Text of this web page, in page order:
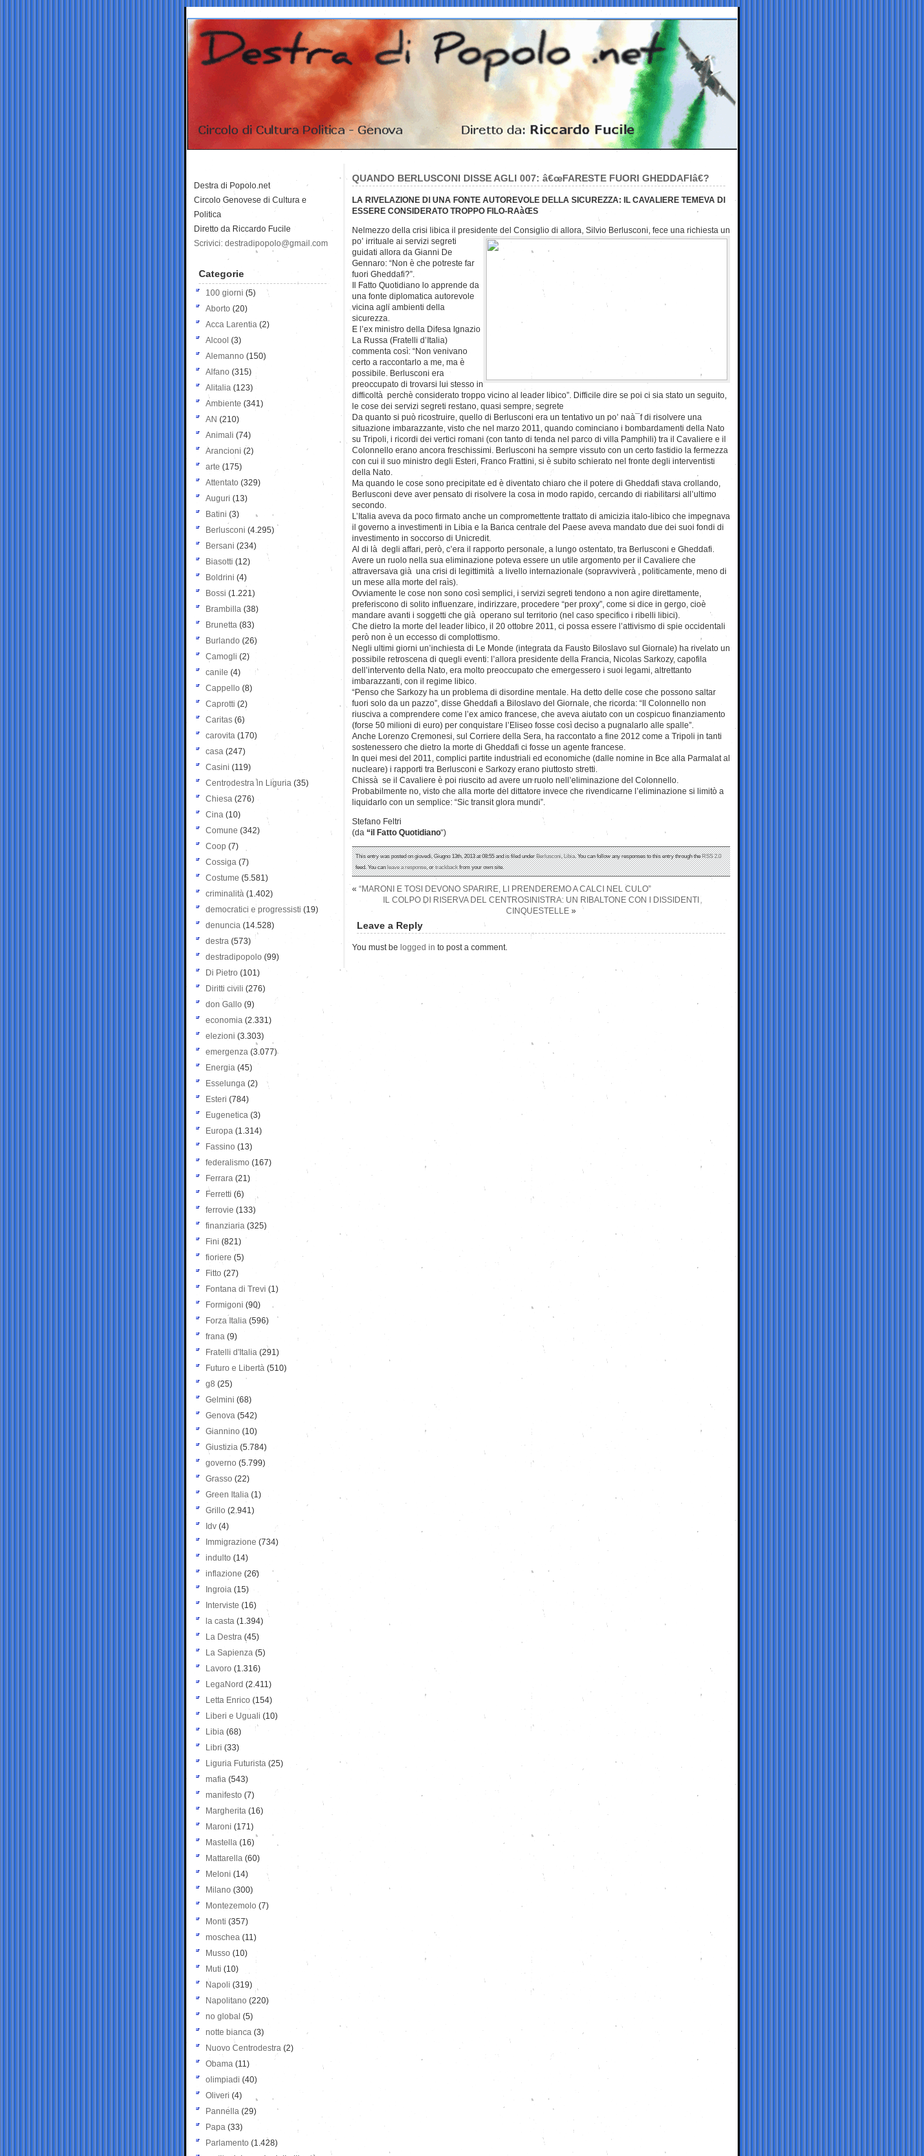
QUANDO BERLUSCONI DISSE AGLI 007: â€œFARESTE FUORI GHEDDAFIâ€?
LA RIVELAZIONE DI UNA FONTE AUTOREVOLE DELLA SICUREZZA: IL CAVALIERE TEMEVA DI
ESSERE CONSIDERATO TROPPO FILO-RAàŒS
Nelmezzo della crisi libica il presidente del Consiglio di allora, Silvio Berlusconi, fece una richiesta un
po’ irrituale ai servizi segreti
guidati allora da Gianni De
Gennaro: “Non è che potreste far
fuori Gheddafi?”.
Il Fatto Quotidiano lo apprende da
una fonte diplomatica autorevole
vicina agli ambienti della
sicurezza.
E l’ex ministro della Difesa Ignazio
La Russa (Fratelli d’Italia)
commenta così: “Non venivano
certo a raccontarlo a me, ma è
possibile. Berlusconi era
preoccupato di trovarsi lui stesso in
difficoltà perchè considerato troppo vicino al leader libico”. Difficile dire se poi ci sia stato un seguito,
le cose dei servizi segreti restano, quasi sempre, segrete
Da quanto si può ricostruire, quello di Berlusconi era un tentativo un po’ naà¯f di risolvere una
situazione imbarazzante, visto che nel marzo 2011, quando cominciano i bombardamenti della Nato
su Tripoli, i ricordi dei vertici romani (con tanto di tenda nel parco di villa Pamphili) tra il Cavaliere e il
Colonnello erano ancora freschissimi. Berlusconi ha sempre vissuto con un certo fastidio la fermezza
con cui il suo ministro degli Esteri, Franco Frattini, si è subito schierato nel fronte degli interventisti
della Nato.
Ma quando le cose sono precipitate ed è diventato chiaro che il potere di Gheddafi stava crollando,
Berlusconi deve aver pensato di risolvere la cosa in modo rapido, cercando di riabilitarsi all’ultimo
secondo.
L’Italia aveva da poco firmato anche un compromettente trattato di amicizia italo-libico che impegnava
il governo a investimenti in Libia e la Banca centrale del Paese aveva mandato due dei suoi fondi di
investimento in soccorso di Unicredit.
Al di là degli affari, però, c’era il rapporto personale, a lungo ostentato, tra Berlusconi e Gheddafi.
Avere un ruolo nella sua eliminazione poteva essere un utile argomento per il Cavaliere che
attraversava già una crisi di legittimità a livello internazionale (sopravviverà , politicamente, meno di
un mese alla morte del raìs).
Ovviamente le cose non sono così semplici, i servizi segreti tendono a non agire direttamente,
preferiscono di solito influenzare, indirizzare, procedere “per proxy”, come si dice in gergo, cioè
mandare avanti i soggetti che già operano sul territorio (nel caso specifico i ribelli libici).
Che dietro la morte del leader libico, il 20 ottobre 2011, ci possa essere l’attivismo di spie occidentali
però non è un eccesso di complottismo.
Negli ultimi giorni un’inchiesta di Le Monde (integrata da Fausto Biloslavo sul Giornale) ha rivelato un
possibile retroscena di quegli eventi: l’allora presidente della Francia, Nicolas Sarkozy, capofila
dell’intervento della Nato, era molto preoccupato che emergessero i suoi legami, altrettanto
imbarazzanti, con il regime libico.
“Penso che Sarkozy ha un problema di disordine mentale. Ha detto delle cose che possono saltar
fuori solo da un pazzo”, disse Gheddafi a Biloslavo del Giornale, che ricorda: “Il Colonnello non
riusciva a comprendere come l’ex amico francese, che aveva aiutato con un cospicuo finanziamento
(forse 50 milioni di euro) per conquistare l’Eliseo fosse così deciso a pugnalarlo alle spalle”.
Anche Lorenzo Cremonesi, sul Corriere della Sera, ha raccontato a fine 2012 come a Tripoli in tanti
sostenessero che dietro la morte di Gheddafi ci fosse un agente francese.
In quei mesi del 2011, complici partite industriali ed economiche (dalle nomine in Bce alla Parmalat al
nucleare) i rapporti tra Berlusconi e Sarkozy erano piuttosto stretti.
Chissà se il Cavaliere è poi riuscito ad avere un ruolo nell’eliminazione del Colonnello.
Probabilmente no, visto che alla morte del dittatore invece che rivendicarne l’eliminazione si limitò a
liquidarlo con un semplice: “Sic transit glora mundi”.
Stefano Feltri
(da “il Fatto Quotidiano“)
This entry was posted on giovedì, Giugno 13th, 2013 at 08:55 and is filed underBerlusconi,Libia. You can follow any responses to this entry through theRSS 2.0
feed. You canleave a response, ortrackbackfrom your own site.
« “MARONI E TOSI DEVONO SPARIRE, LI PRENDEREMO A CALCI NEL CULO”
IL COLPO DI RISERVA DEL CENTROSINISTRA: UN RIBALTONE CON I DISSIDENTI
CINQUESTELLE »
Leave a Reply
You must be logged in to post a comment.
Destra di Popolo.net
Circolo Genovese di Cultura e
Politica
Diretto da Riccardo Fucile
Scrivici: destradipopolo@gmail.com
Categorie
100 giorni (5)
Aborto (20)
Acca Larentia (2)
Alcool (3)
Alemanno (150)
Alfano (315)
Alitalia (123)
Ambiente (341)
AN (210)
Animali (74)
Arancioni (2)
arte (175)
Attentato (329)
Auguri (13)
Batini (3)
Berlusconi (4.295)
Bersani (234)
Biasotti (12)
Boldrini (4)
Bossi (1.221)
Brambilla (38)
Brunetta (83)
Burlando (26)
Camogli (2)
canile (4)
Cappello (8)
Caprotti (2)
Caritas (6)
carovita (170)
casa (247)
Casini (119)
Centrodestra in Liguria (35)
Chiesa (276)
Cina (10)
Comune (342)
Coop (7)
Cossiga (7)
Costume (5.581)
criminalità (1.402)
democratici e progressisti (19)
denuncia (14.528)
destra (573)
destradipopolo (99)
Di Pietro (101)
Diritti civili (276)
don Gallo (9)
economia (2.331)
elezioni (3.303)
emergenza (3.077)
Energia (45)
Esselunga (2)
Esteri (784)
Eugenetica (3)
Europa (1.314)
Fassino (13)
federalismo (167)
Ferrara (21)
Ferretti (6)
ferrovie (133)
finanziaria (325)
Fini (821)
fioriere (5)
Fitto (27)
Fontana di Trevi (1)
Formigoni (90)
Forza Italia (596)
frana (9)
Fratelli d'Italia (291)
Futuro e Libertà (510)
g8 (25)
Gelmini (68)
Genova (542)
Giannino (10)
Giustizia (5.784)
governo (5.799)
Grasso (22)
Green Italia (1)
Grillo (2.941)
Idv (4)
Immigrazione (734)
indulto (14)
inflazione (26)
Ingroia (15)
Interviste (16)
la casta (1.394)
La Destra (45)
La Sapienza (5)
Lavoro (1.316)
LegaNord (2.411)
Letta Enrico (154)
Liberi e Uguali (10)
Libia (68)
Libri (33)
Liguria Futurista (25)
mafia (543)
manifesto (7)
Margherita (16)
Maroni (171)
Mastella (16)
Mattarella (60)
Meloni (14)
Milano (300)
Montezemolo (7)
Monti (357)
moschea (11)
Musso (10)
Muti (10)
Napoli (319)
Napolitano (220)
no global (5)
notte bianca (3)
Nuovo Centrodestra (2)
Obama (11)
olimpiadi (40)
Oliveri (4)
Pannella (29)
Papa (33)
Parlamento (1.428)